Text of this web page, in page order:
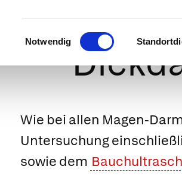
Einwilligungsauswahl
Notwendig
Wie bei allen Magen-
Untersuchung
sowie dem